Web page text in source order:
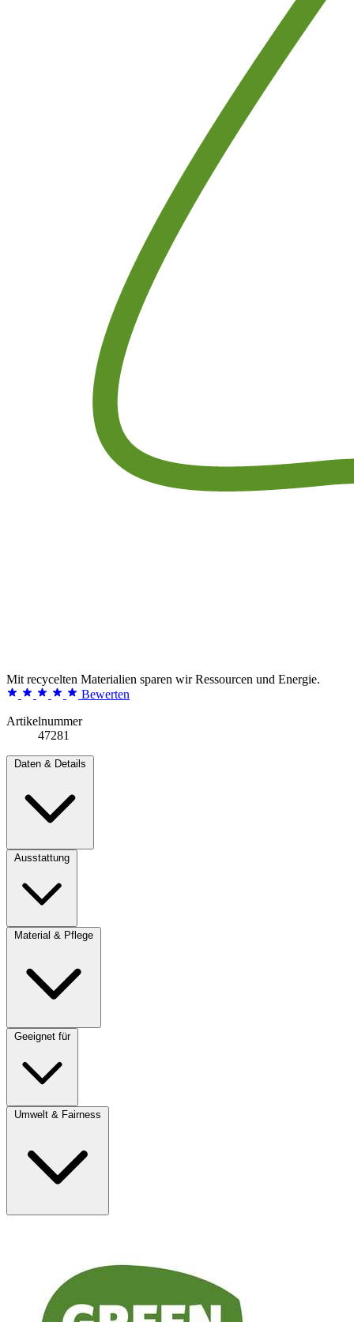
Mit recycelten Materialien sparen wir Ressourcen und Energie.
Bewerten
Artikelnummer
47281
Daten & Details
Ausstattung
Material & Pflege
Geeignet für
Umwelt & Fairness